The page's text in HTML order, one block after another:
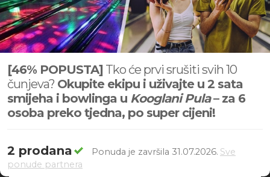
[46% POPUSTA] Tko će prvi srušiti svih 10
čunjeva? Okupite ekipu i uživajte u 2 sata
smijeha i bowlinga u Kooglani Pula– za 6
osoba preko tjedna, po super cijeni!
2 prodana Ponuda je završila 31.07.2026. Sve
ponude partnera